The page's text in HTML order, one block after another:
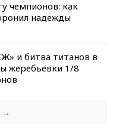
чемпионов: как
надежды
и битва титанов в
жеребьевки 1/8
→